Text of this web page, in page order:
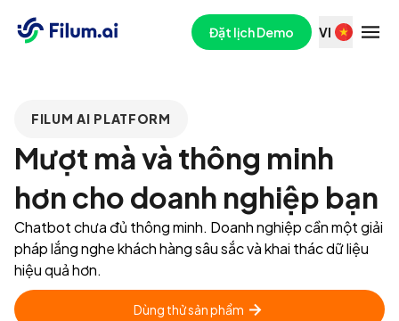
Đặt lịch Demo VI
FILUM AI PLATFORM
Mượt mà và thông minh
hơn cho doanh nghiệp bạn
Chatbot chưa đủ thông minh. Doanh nghiệp cần một giải
pháp lắng nghe khách hàng sâu sắc và khai thác dữ liệu
hiệu quả hơn.
Dùng thử sản phẩm